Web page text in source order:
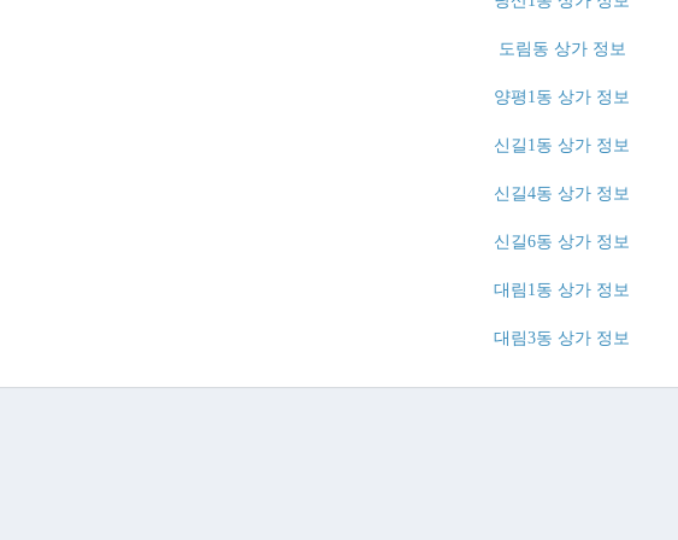
도림동 상가 정보
양평1동 상가 정보
신길1동 상가 정보
신길4동 상가 정보
신길6동 상가 정보
대림1동 상가 정보
대림3동 상가 정보